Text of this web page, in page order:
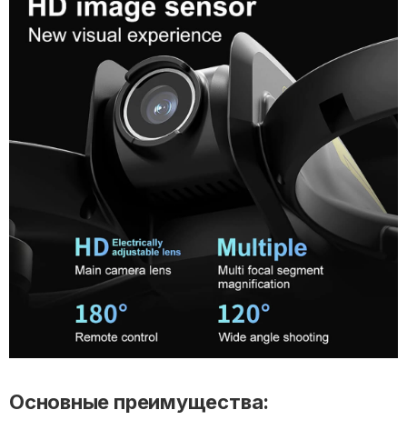
Основные преимущества: